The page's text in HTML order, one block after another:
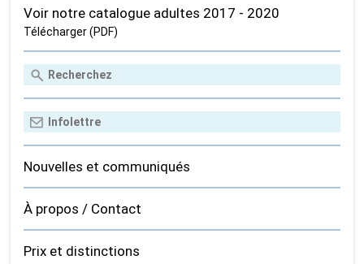
Voir notre catalogue adultes 2017 - 2020
Télécharger (PDF)
Nouvelles et communiqués
À propos / Contact
Prix et distinctions